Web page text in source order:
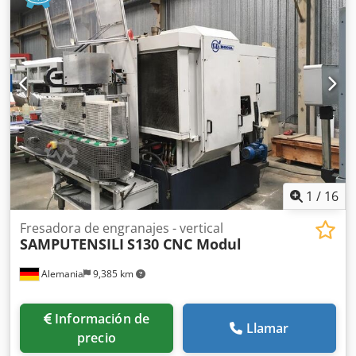
1 / 16
Alemania 9,385 km
Fresadora de engranajes - vertical
SAMPUTENSILI S130 CNC Modul
Información de
precio
Llamar